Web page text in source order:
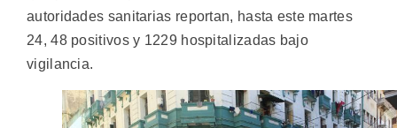
autoridades sanitarias reportan, hasta este martes
24, 48 positivos y 1229 hospitalizadas bajo
vigilancia.